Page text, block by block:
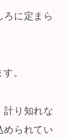
ろに定まら
。
計り知れな
められてい